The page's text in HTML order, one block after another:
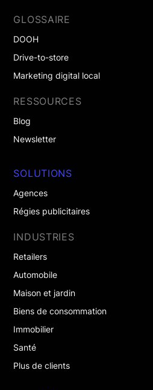
SOLUTIONS
Agences
Régies publicitaires
INDUSTRIES
Retailers
Automobile
Maison et jardin
Biens de consommation
Immobilier
Santé
Plus de clients
GLOSSAIRE
DOOH
Drive-to-store
Marketing digital local
RESSOURCES
Blog
Newsletter